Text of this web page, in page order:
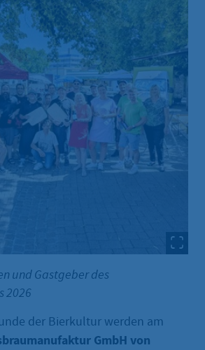
und Gastgeber des
2026
der Bierkultur werden am
GmbH von